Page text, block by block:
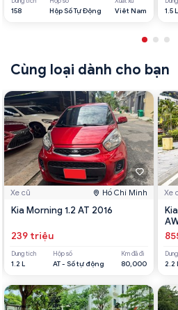
158 Hộp Số Tự Động Viêt Nam 1.5 L
Cùng loại dành cho bạn
Xe cũ Hồ Chí Minh
Kia Morning 1.2 AT 2016
239 triệu
Dung tích
1.2 L
Hộp số
AT - Số tự động
Km đã đi
80,000
Xe
2.2